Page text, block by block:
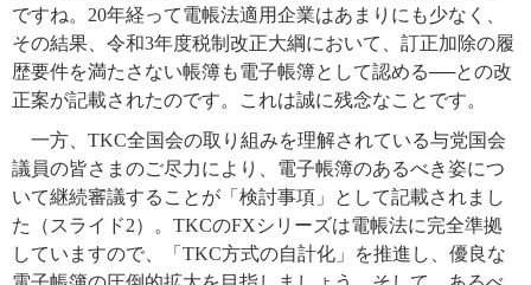
ですね。20年経って電帳法適用企業はあまりにも少なく、
その結果、令和3年度税制改正大綱において、訂正加除の履
歴要件を満たさない帳簿も電子帳簿として認める──との改
正案が記載されたのです。これは誠に残念なことです。
一方、TKC全国会の取り組みを理解されている与党国会
議員の皆さまのご尽力により、電子帳簿のあるべき姿につ
いて継続審議することが「検討事項」として記載されまし
た（スライド2）。TKCのFXシリーズは電帳法に完全準拠
していますので、「TKC方式の自計化」を推進し、優良な